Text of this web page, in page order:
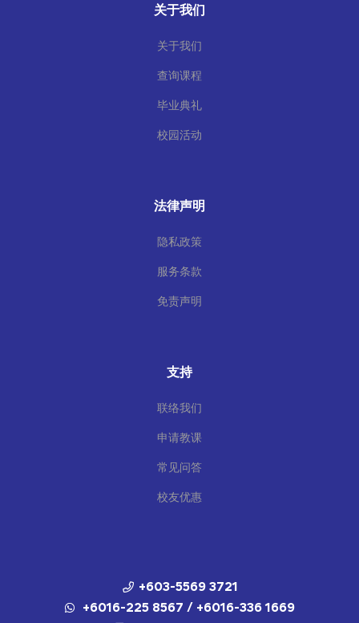
关于我们
关于我们
查询课程
毕业典礼
校园活动
法律声明
隐私政策
服务条款
免责声明
支持
联络我们
申请教课
常见问答
校友优惠
+603-5569 3721
+6016-225 8567 / +6016-336 1669